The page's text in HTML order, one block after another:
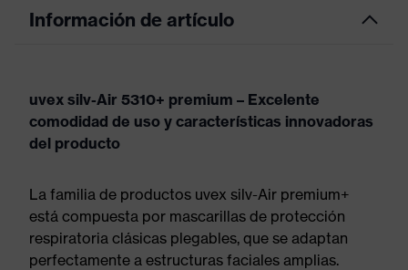
Información de artículo
uvex silv-Air 5310+ premium – Excelente
comodidad de uso y características innovadoras
del producto
La familia de productos uvex silv-Air premium+
está compuesta por mascarillas de protección
respiratoria clásicas plegables, que se adaptan
perfectamente a estructuras faciales amplias.